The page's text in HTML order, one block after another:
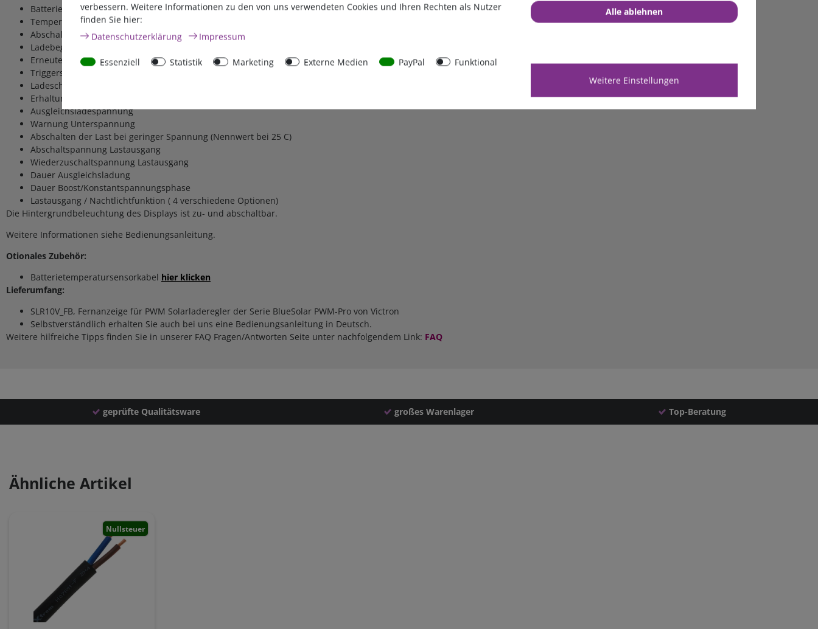
Batteriekapazität (Ah)
Temperaturkompensationkoeffizient
Abschalten der Last bei Überspannung
Ladebegrenzung (höchste Ladespannung einschließlich Temp.-kompensation)
Erneutes Verbinden der Last nach Überspannung
Triggerspannung für den Boost (startet neuen Ladezyklus)
Ladeschlussspannung
Erhaltungsladespannung
Ausgleichsladespannung
Warnung Unterspannung
Abschalten der Last bei geringer Spannung (Nennwert bei 25 C)
Abschaltspannung Lastausgang
Wiederzuschaltspannung Lastausgang
Dauer Ausgleichsladung
Dauer Boost/Konstantspannungsphase
Lastausgang / Nachtlichtfunktion ( 4 verschiedene Optionen)
Die Hintergrundbeleuchtung des Displays ist zu- und abschaltbar.
Weitere Informationen siehe Bedienungsanleitung.
Otionales Zubehör:
Batterietemperatursensorkabel hier klicken
Lieferumfang:
SLR10V_FB, Fernanzeige für PWM Solarladeregler der Serie BlueSolar PWM-Pro von Victron
Selbstverständlich erhalten Sie auch bei uns eine Bedienungsanleitung in Deutsch.
Weitere hilfreiche Tipps finden Sie in unserer FAQ Fragen/Antworten Seite unter nachfolgendem Link: FAQ
geprüfte Qualitätsware großes Warenlager Top-Beratung
Ähnliche Artikel
Nullsteuer
verbessern. Weitere Informationen zu den von uns verwendeten Cookies und Ihren Rechten als Nutzer
finden Sie hier:
Daten­schutz­erklärung
Impressum
Essenziell Statistik Marketing Externe Medien PayPal
Funktional
Weitere Einstellungen
Alle ablehnen